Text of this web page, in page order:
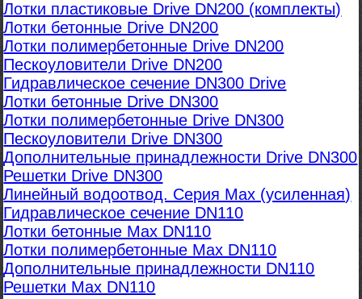
Лотки пластиковые Drive DN200 (комплекты)
Лотки бетонные Drive DN200
Лотки полимербетонные Drive DN200
Пескоуловители Drive DN200
Гидравлическое сечение DN300 Drive
Лотки бетонные Drive DN300
Лотки полимербетонные Drive DN300
Пескоуловители Drive DN300
Дополнительные принадлежности Drive DN300
Решетки Drive DN300
Линейный водоотвод. Серия Max (усиленная)
Гидравлическое сечение DN110
Лотки бетонные Max DN110
Лотки полимербетонные Max DN110
Дополнительные принадлежности DN110
Решетки Max DN110